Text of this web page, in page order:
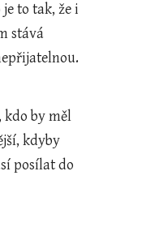
to tak, že i
stává
kdo by měl
kdyby
posílat do